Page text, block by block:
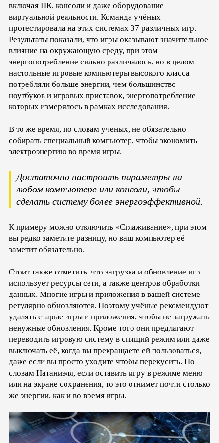
включая ПК, консоли и даже оборудование
виртуальной реальности. Команда учёных
протестировала на этих системах 37 различных игр.
Результаты показали, что игры оказывают значительное
влияние на окружающую среду, при этом
энергопотребление сильно различалось, но в целом
настольные игровые компьютеры высокого класса
потребляли больше энергии, чем большинство
ноутбуков и игровых приставок, энергопотребление
которых измерялось в рамках исследования.
В то же время, по словам учёных, не обязательно
собирать специальный компьютер, чтобы экономить
электроэнергию во время игры.
Достаточно настроить параметры на
любом компьютере или консоли, чтобы
сделать систему более энергоэффективной.
К примеру можно отключить «Сглаживание», при этом
вы редко заметите разницу, но ваш компьютер её
заметит обязательно.
Стоит также отметить, что загрузка и обновление игр
использует ресурсы сети, а также центров обработки
данных. Многие игры и приложения в вашей системе
регулярно обновляются. Поэтому учёные рекомендуют
удалять старые игры и приложения, чтобы не загружать
ненужные обновления. Кроме того они предлагают
переводить игровую систему в спящий режим или даже
выключать её, когда вы прекращаете ей пользоваться,
даже если вы просто уходите чтобы перекусить. По
словам Натаниэля, если оставить игру в режиме меню
или на экране сохранения, то это отнимет почти столько
же энергии, как и во время игры.